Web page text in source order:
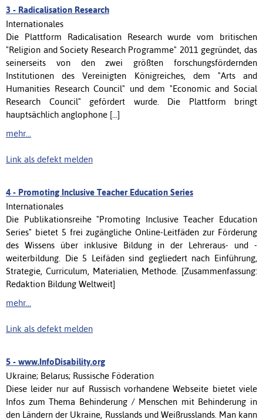
3 - Radicalisation Research
Internationales
Die Plattform Radicalisation Research wurde vom britischen
"Religion and Society Research Programme" 2011 gegründet, das
seinerseits von den zwei größten forschungsfördernden
Institutionen des Vereinigten Königreiches, dem "Arts and
Humanities Research Council" und dem "Economic and Social
Research Council" gefördert wurde. Die Plattform bringt
hauptsächlich anglophone [...]
mehr...
Link als defekt melden
4 - Promoting Inclusive Teacher Education Series
Internationales
Die Publikationsreihe "Promoting Inclusive Teacher Education
Series" bietet 5 frei zugängliche Online-Leitfäden zur Förderung
des Wissens über inklusive Bildung in der Lehreraus- und -
weiterbildung. Die 5 Leifäden sind gegliedert nach Einführung,
Strategie, Curriculum, Materialien, Methode. [Zusammenfassung:
Redaktion Bildung Weltweit]
mehr...
Link als defekt melden
5 - www.InfoDisability.org
Ukraine; Belarus; Russische Föderation
Diese leider nur auf Russisch vorhandene Webseite bietet viele
Infos zum Thema Behinderung / Menschen mit Behinderung in
den Ländern der Ukraine, Russlands und Weißrusslands. Man kann